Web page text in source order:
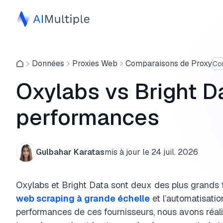
Données Proxies Web Comparaisons de Proxy
Oxylabs vs Bright
performances
Gulbahar Karatasmis à jour le 24 juil. 2026
Oxylabs et Bright Data sont deux des plus grands
web scraping à grande échelle et
performances de ces fournisseurs, nous avons